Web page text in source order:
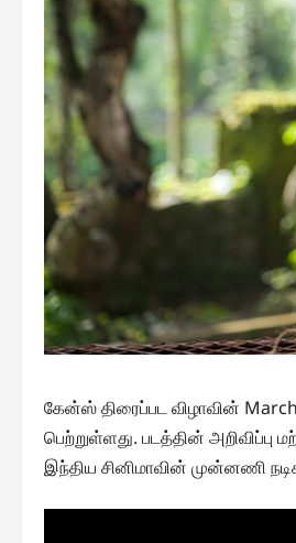
கேன்ஸ் திரைப்பட விழாவின்
பெற்றுள்ளது. படத்தின் அறிவிப்பு
இந்திய சினிமாவின் முன்னணி